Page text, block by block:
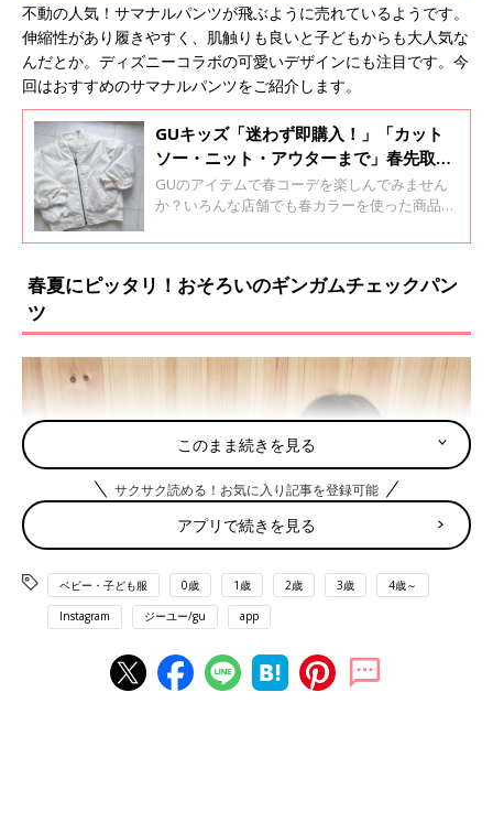
不動の人気！サマナルパンツが飛ぶように売れているようです。
伸縮性があり履きやすく、肌触りも良いと子どもからも大人気な
んだとか。ディズニーコラボの可愛いデザインにも注目です。今
回はおすすめのサマナルパンツをご紹介します。
GUキッズ「迷わず即購入！」「カット
ソー・ニット・アウターまで」春先取り
アイテム4選
GUのアイテムで春コーデを楽しんでみません
か？いろんな店舗でも春カラーを使った商品が
ますよね。今回はGUの季節先取りアイテムを
かりなので、ぜひご覧ください♪
春夏にピッタリ！おそろいのギンガムチェックパン
ツ
このまま続きを見る
サクサク読める！お気に入り記事を登録可能
アプリで続きを見る
ベビー・子ども服 0歳 1歳 2歳 3歳 4歳～
Instagram ジーユー/gu app